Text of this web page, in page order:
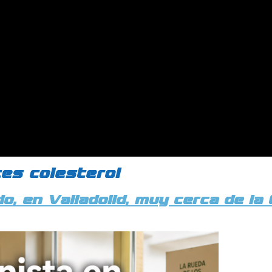
colesterol
en Valladolid, muy cerca de la